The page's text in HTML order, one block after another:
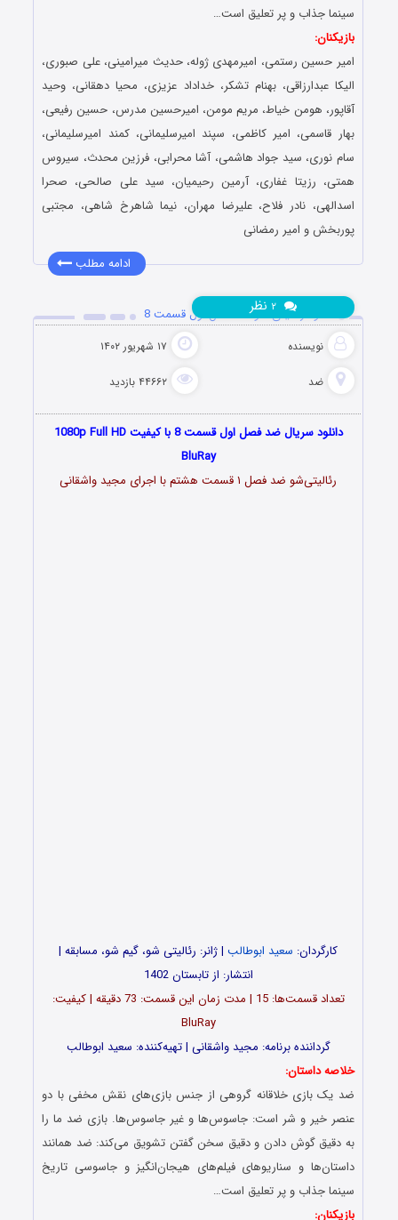
سینما جذاب و پر تعلیق است…
بازیکنان:
امیر حسین رستمی، امیرمهدی ژوله، حدیث میرامینی، علی صبوری،
الیکا عبدارزاقی، بهنام تشکر، خداداد عزیزی، محیا دهقانی، وحید
آقاپور، هومن خیاط، مریم مومن، امیرحسین مدرس، حسین رفیعی،
بهار قاسمی، امیر کاظمی، سپند امیرسلیمانی، کمند امیرسلیمانی،
سام نوری، سید جواد هاشمی، آشا محرابی، فرزین محدث، سیروس
همتی، رزیتا غفاری، آرمین رحیمیان، سید علی صالحی، صحرا
اسدالهی، نادر فلاح، علیرضا مهران، نیما شاهرخ شاهی، مجتبی
پوربخش و امیر رمضانی
ادامه مطلب
دانلود رئالیتی شو ضد فصل اول قسمت 8
نویسنده ۱۷ شهریور ۱۴۰۲
ضد ۴۴۶۶۲ بازدید
۲ نظر
دانلود سریال ضد فصل اول قسمت 8 با کیفیت 1080p Full HD
BluRay
رئالیتی‌شو ضد فصل ۱ قسمت هشتم با اجرای مجید واشقانی
کارگردان: سعید ابوطالب | ژانر: رئالیتی شو، گیم شو، مسابقه |
انتشار: از تابستان 1402
تعداد قسمت‌ها: 15 | مدت زمان این قسمت: 73 دقیقه | کیفیت:
BluRay
گرداننده برنامه: مجید واشقانی | تهیه‌کننده: سعید ابوطالب
خلاصه داستان:
ضد یک بازی خلاقانه گروهی از جنس بازی‌های نقش مخفی با دو
عنصر خیر و شر است: جاسوس‌ها و غیر جاسوس‌ها. بازی ضد ما را
به دقیق گوش دادن و دقیق سخن گفتن تشویق می‌کند: ضد همانند
داستان‌ها و سناریوهای فیلم‌های هیجان‌انگیز و جاسوسی تاریخ
سینما جذاب و پر تعلیق است…
بازیکنان: